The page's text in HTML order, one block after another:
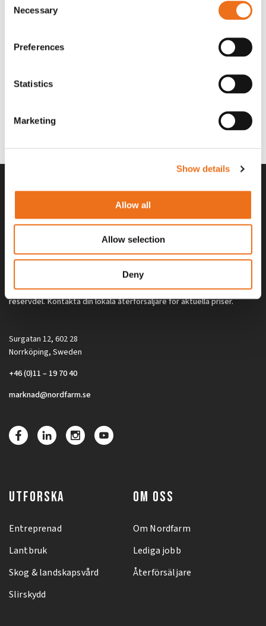
Selection
Necessary
Preferences
Statistics
Marketing
Show details
Allow all
Allow selection
Deny
Lägg till i varukorg
Excidor Spakstyrning inkl 4-
SYU00010
Rotor teeth 8t/6k 7.5Gr/8 R6/14
Alla priser på tillbehör och tillval gäller vid köp av ny maskin. Priserna
gäller inte vid köp av enskild produkt, till exempel
reservdel. Kontakta din lokala återförsäljare för aktuella priser.
Surgatan 12, 602 28
Norrköping, Sweden
+46 (0)11 – 19 70 40
marknad@nordfarm.se
UTFORSKA
Entreprenad
Lantbruk
Skog & landskapsvård
Slirskydd
OM OSS
Om Nordfarm
Lediga jobb
Återförsäljare